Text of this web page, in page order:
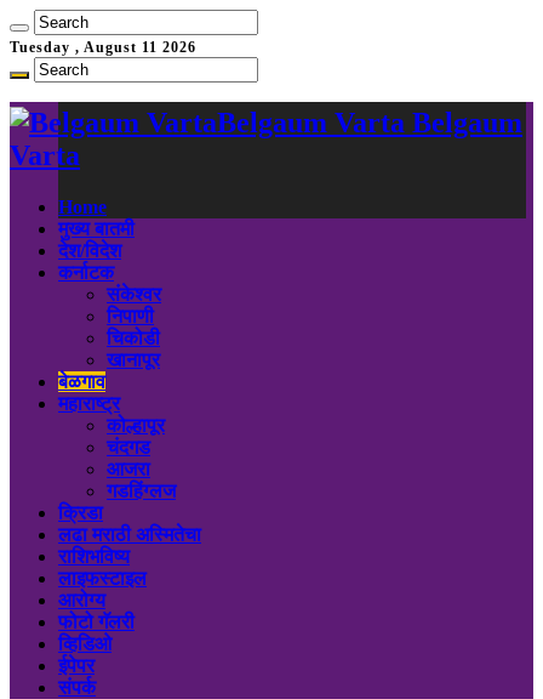
Tuesday , August 11 2026
Belgaum Varta Belgaum
Varta
Home
मुख्य बातमी
देश/विदेश
कर्नाटक
संकेश्वर
निपाणी
चिकोडी
खानापूर
बेळगाव
महाराष्ट्र
कोल्हापूर
चंदगड
आजरा
गडहिंग्लज
क्रिडा
लढा मराठी अस्मितेचा
राशिभविष्य
लाइफस्टाइल
आरोग्य
फोटो गॅलरी
व्हिडिओ
ईपेपर
संपर्क